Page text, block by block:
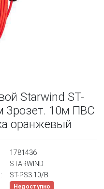
Starwind ST-
3розет. 10м ПВС
оранжевый
1781436
STARWIND
ST-PS3.10/B
Недоступно